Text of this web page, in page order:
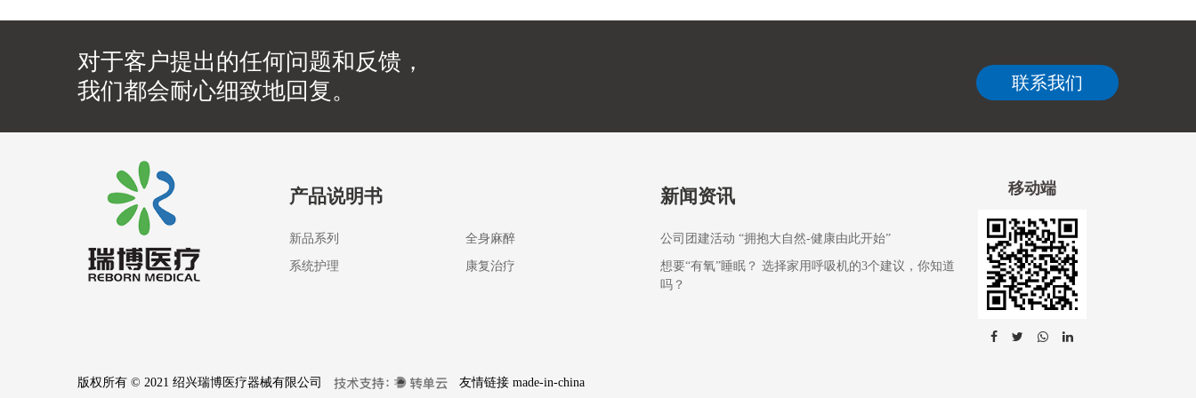
对于客户提出的任何问题和反馈，
我们都会耐心细致地回复。
联系我们
产品说明书
新品系列 全身麻醉
系统护理 康复治疗
新闻资讯
公司团建活动 “拥抱大自然-健康由此开始”
想要“有氧”睡眠？ 选择家用呼吸机的3个建议，你知道
吗？
移动端
版权所有 © 2021 绍兴瑞博医疗器械有限公司 友情链接 made-in-china